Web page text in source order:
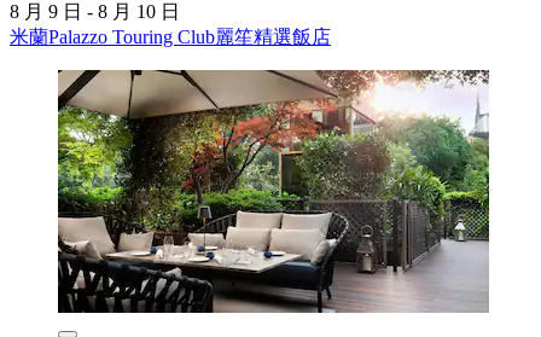
8 月 9 日 - 8 月 10 日
米蘭Palazzo Touring Club麗笙精選飯店